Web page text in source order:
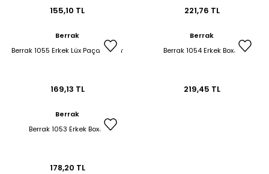
155,10 TL 221,76 TL
Berrak
Berrak 1055 Erkek Lüx Paçalı Boxer
169,13 TL
Berrak
Berrak 1054 Erkek Boxer
219,45 TL
Berrak
Berrak 1053 Erkek Boxer
178,20 TL